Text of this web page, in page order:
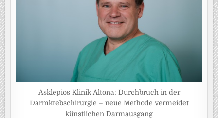
Asklepios Klinik Altona: Durchbruch in der
Darmkrebschirurgie – neue Methode vermeidet
künstlichen Darmausgang